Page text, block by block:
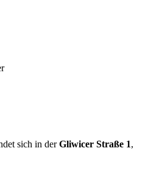
sich in derGliwicer Straße 1,